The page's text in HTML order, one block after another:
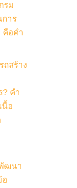
รม
าร
คือคำ
ถสร้าง
? คำ
นื้อ
ฒนา
อ